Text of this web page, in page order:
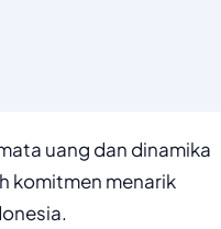
uang dan dinamika
komitmen menarik